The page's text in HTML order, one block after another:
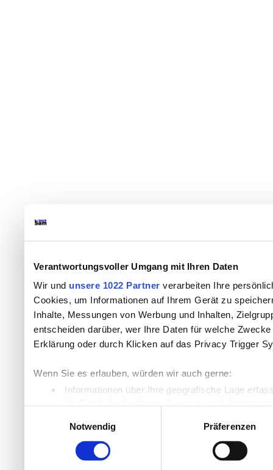
Verantwortungsvoller Umgang mit Ihren Daten
Wir und unsere 1022 Partner verarbeiten Ihre
Cookies, um Informationen auf Ihrem Gerät zu
Inhalte, Messungen von Werbung und Inhalten,
entscheiden darüber, wer Ihre Daten für welche
Erklärung oder durch Klicken auf das Privacy Trigger
Wenn Sie es erlauben, würden wir auch gerne:
Informationen über Ihre geografische Lage
Wir verwenden Cookies, um Inhalte und Anzeigen zu
Notwendig
Präferenzen